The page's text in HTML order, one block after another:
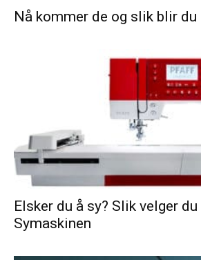
Nå kommer de og slik blir
Elsker du å sy? Slik velger
Symaskinen